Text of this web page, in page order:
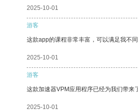
2025-10-01
游客
这款app的课程非常丰富，可以满足我不
2025-10-01
游客
这款加速器VPM应用程序已经为我们带来
2025-10-01